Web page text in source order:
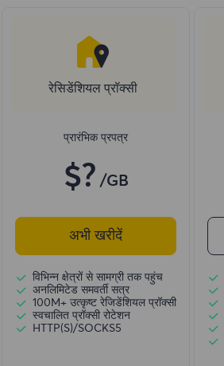
रेसिडेंशियल प्रॉक्सी
प्रारंभिक प्रपत्र
$? /GB
अभी खरीदें
विभिन्न क्षेत्रों से सामग्री तक पहुंच
अनलिमिटेड समवर्ती सत्र
100M+ उत्कृष्ट रेजिडेंशियल प्रॉक्सी
स्वचालित प्रॉक्सी रोटेशन
HTTP(S)/SOCKS5